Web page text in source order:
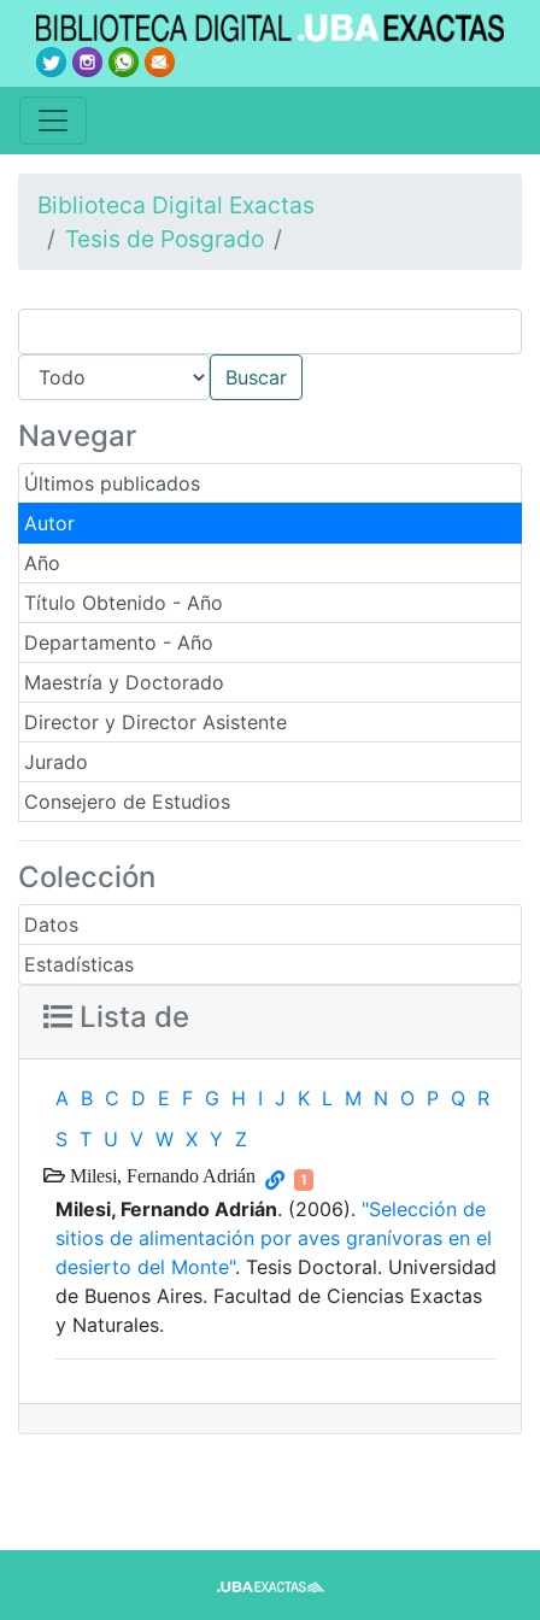
Biblioteca Digital Exactas
Tesis de Posgrado
Navegar
Últimos publicados
Autor
Año
Título Obtenido - Año
Departamento - Año
Maestría y Doctorado
Director y Director Asistente
Jurado
Consejero de Estudios
Colección
Datos
Estadísticas
Lista de
A B C D E F G H I J K L M N O P Q R
S T U V W X Y Z
Milesi, Fernando Adrián 1
Milesi, Fernando Adrián. (2006). "Selección de
sitios de alimentación por aves granívoras en el
desierto del Monte". Tesis Doctoral. Universidad
de Buenos Aires. Facultad de Ciencias Exactas
y Naturales.